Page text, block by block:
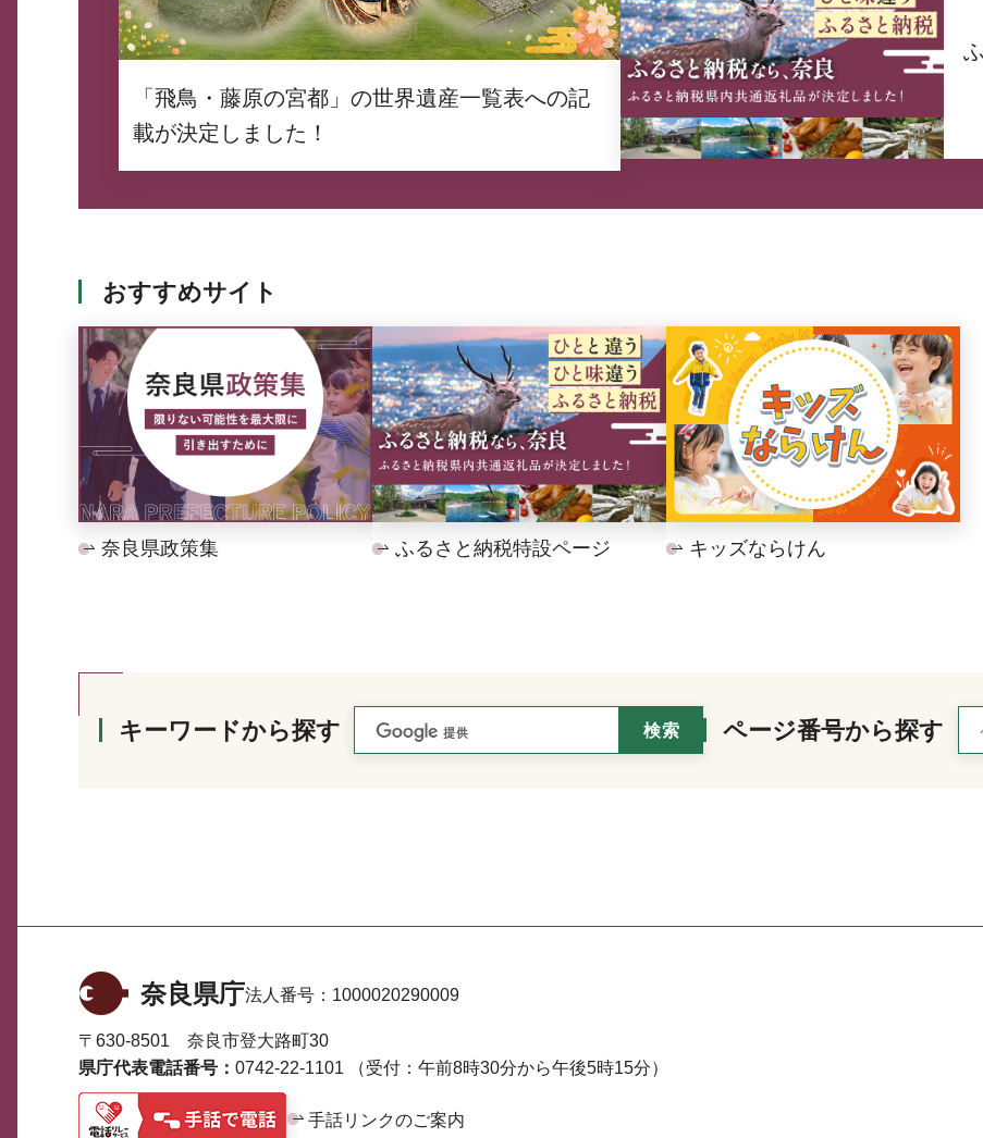
「飛鳥・藤原の宮都」の世界遺産一覧表への記
載が決定しました！
おすすめサイト
奈良県政策集 ふるさと納税特設ページ キッズならけん
キーワードから探す ページ番号から探す
奈良県庁法人番号： 1000020290009
〒630-8501 奈良市登大路町30
県庁代表電話番号： 0742-22-1101 （受付：午前8時30分から午後5時15分）
手話リンクのご案内